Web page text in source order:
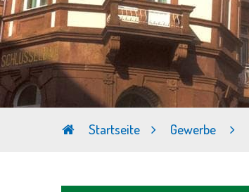
Startseite Gewerbe